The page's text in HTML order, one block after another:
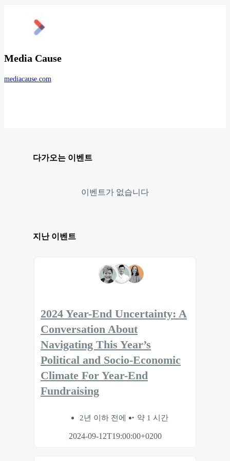
Media Cause
mediacause.com
다가오는 이벤트
이벤트가 없습니다
지난 이벤트
2024 Year-End Uncertainty: A
Conversation About
Navigating This Year’s
Political and Socio-Economic
Climate For Year-End
Fundraising
2년 이하 전에 약 1 시간
2024-09-12T19:00:00+0200